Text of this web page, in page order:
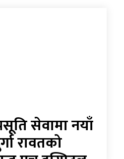
सेवामा नयाँ
रावतको